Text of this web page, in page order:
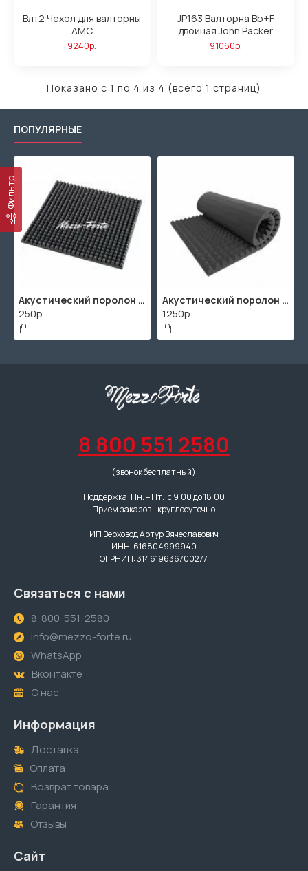
Фильтр
Влт2 Чехол для валторны
АМС
9240р.
JP163 Валторна Bb+F
двойная John Packer
91060р.
Показано с 1 по 4 из 4 (всего 1 страниц)
ПОПУЛЯРНЫЕ
Акустический поролон "Пирамида" / 480x480х30мм / Темно-серый
250р.
Акустический поролон "Пирамида" / 2000х1000мм
1250р.
8 800 551 2580
(звонок бесплатный)
Поддержка: Пн. – Пт.: с 9:00 до 18:00
Прием заказов - круглосуточно
ИП Верховод Артур Вячеславович
ИНН: 616804999940
ОГРНИП: 314619636700277
Связаться с нами
8-800-551-2580
info@mezzo-forte.ru
WhatsApp
Вконтакте
О нас
Информация
Доставка
Оплата
Возврат товара
Гарантия
Отзывы
Сайт